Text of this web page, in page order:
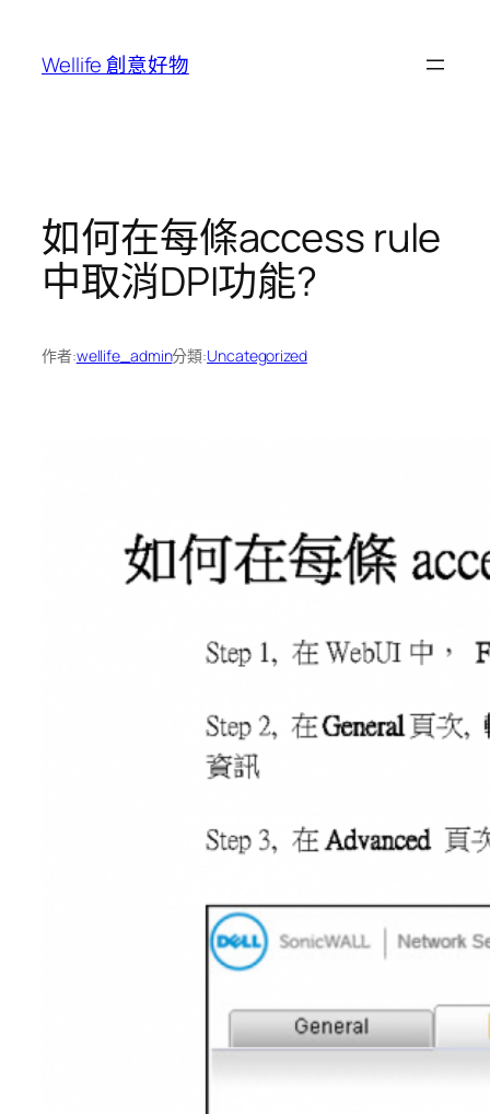
Wellife 創意好物
如何在每條access rule
中取消DPI功能?
作者:wellife_admin分類:Uncategorized